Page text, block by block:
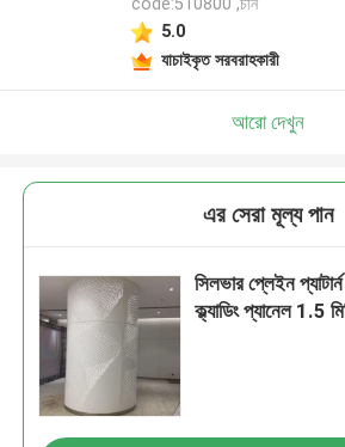
5.0
যাচাইকৃত সরবরাহকারী
আরো দেখুন
এর সেরা মূল্য পান
সিলভার প্লেইন
ক্ল্যাডিং প্যানেল 1.5